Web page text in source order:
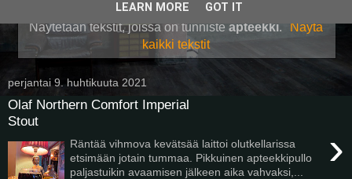
Näytetään tekstit, joissa on tunniste apteekki.
Näytä
kaikki tekstit
perjantai 9. huhtikuuta 2021
Olaf Northern Comfort Imperial
Stout
›
Räntää vihmova kevätsää laittoi olutkellarissa
etsimään jotain tummaa. Pikkuinen apteekkipullo
paljastuikin avaamisen jälkeen aika vahvaksi,...
LEARN MORE GOT IT